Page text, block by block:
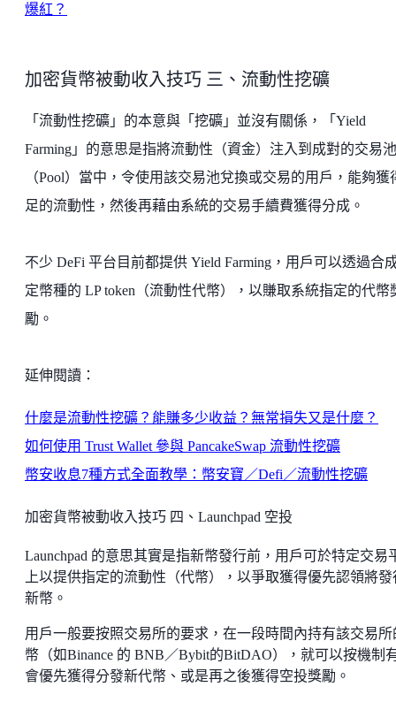
爆紅？
加密貨幣被動收入技巧 三、流動性挖礦
「流動性挖礦」的本意與「挖礦」並沒有關係，「Yield
Farming」的意思是指將流動性（資金）注入到成對的交易池
（Pool）當中，令使用該交易池兌換或交易的用戶，能夠獲
足的流動性，然後再藉由系統的交易手續費獲得分成。
不少 DeFi 平台目前都提供 Yield Farming，用戶可以透過合
定幣種的 LP token（流動性代幣），以賺取系統指定的代幣
勵。
延伸閱讀：
什麼是流動性挖礦？能賺多少收益？無常損失又是什麼？
如何使用 Trust Wallet 參與 PancakeSwap 流動性挖礦
幣安收息7種方式全面教學：幣安寶／Defi／流動性挖礦
加密貨幣被動收入技巧 四、Launchpad 空投
Launchpad 的意思其實是指新幣發行前，用戶可於特定交易
上以提供指定的流動性（代幣），以爭取獲得優先認領將發
新幣。
用戶一般要按照交易所的要求，在一段時間內持有該交易所
幣（如Binance 的 BNB／Bybit的BitDAO），就可以按機制
會優先獲得分發新代幣、或是再之後獲得空投獎勵。